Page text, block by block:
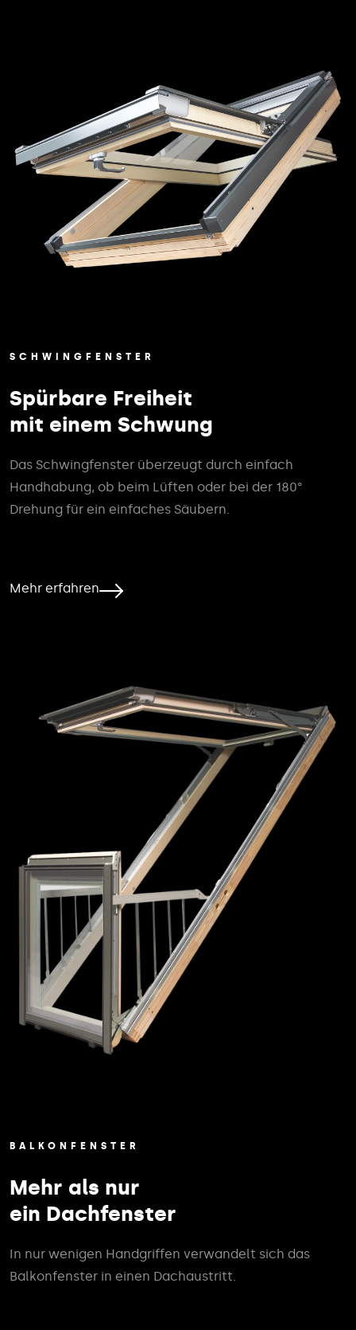
SCHWINGFENSTER
Spürbare Freiheit
mit einem Schwung
Das Schwingfenster überzeugt durch einfach
Handhabung, ob beim Lüften oder bei der 180°
Drehung für ein einfaches Säubern.
Mehr erfahren
BALKONFENSTER
Mehr als nur
ein Dachfenster
In nur wenigen Handgriffen verwandelt sich das
Balkonfenster in einen Dachaustritt.